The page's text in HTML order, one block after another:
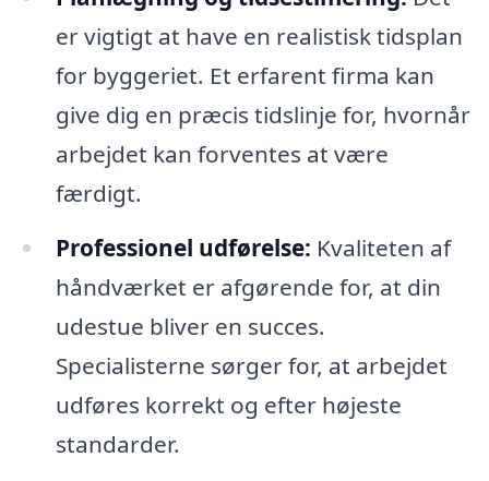
er vigtigt at have en realistisk tidsplan
for byggeriet. Et erfarent firma kan
give dig en præcis tidslinje for, hvornår
arbejdet kan forventes at være
færdigt.
Professionel udførelse: Kvaliteten af
håndværket er afgørende for, at din
udestue bliver en succes.
Specialisterne sørger for, at arbejdet
udføres korrekt og efter højeste
standarder.